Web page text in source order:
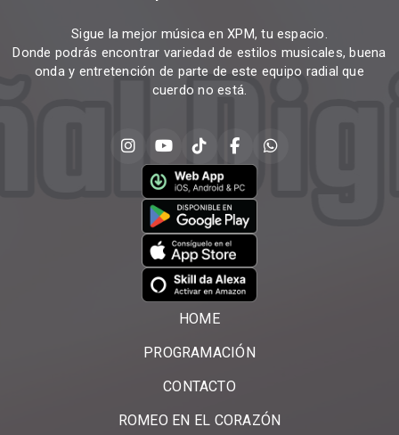
Sigue la mejor música en XPM, tu espacio.
Donde podrás encontrar variedad de estilos musicales, buena
onda y entretención de parte de este equipo radial que
cuerdo no está.
HOME
PROGRAMACIÓN
CONTACTO
ROMEO EN EL CORAZÓN